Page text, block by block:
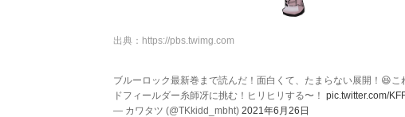
出典： https://pbs.twimg.com
ブルーロック最新巻まで読んだ！面白くて、たまらない展開！😆
ドフィールダー糸師冴に挑む！ヒリヒリする〜！ pic.twitter.com/
— カワタツ (@TKkidd_mbht) 2021年6月26日